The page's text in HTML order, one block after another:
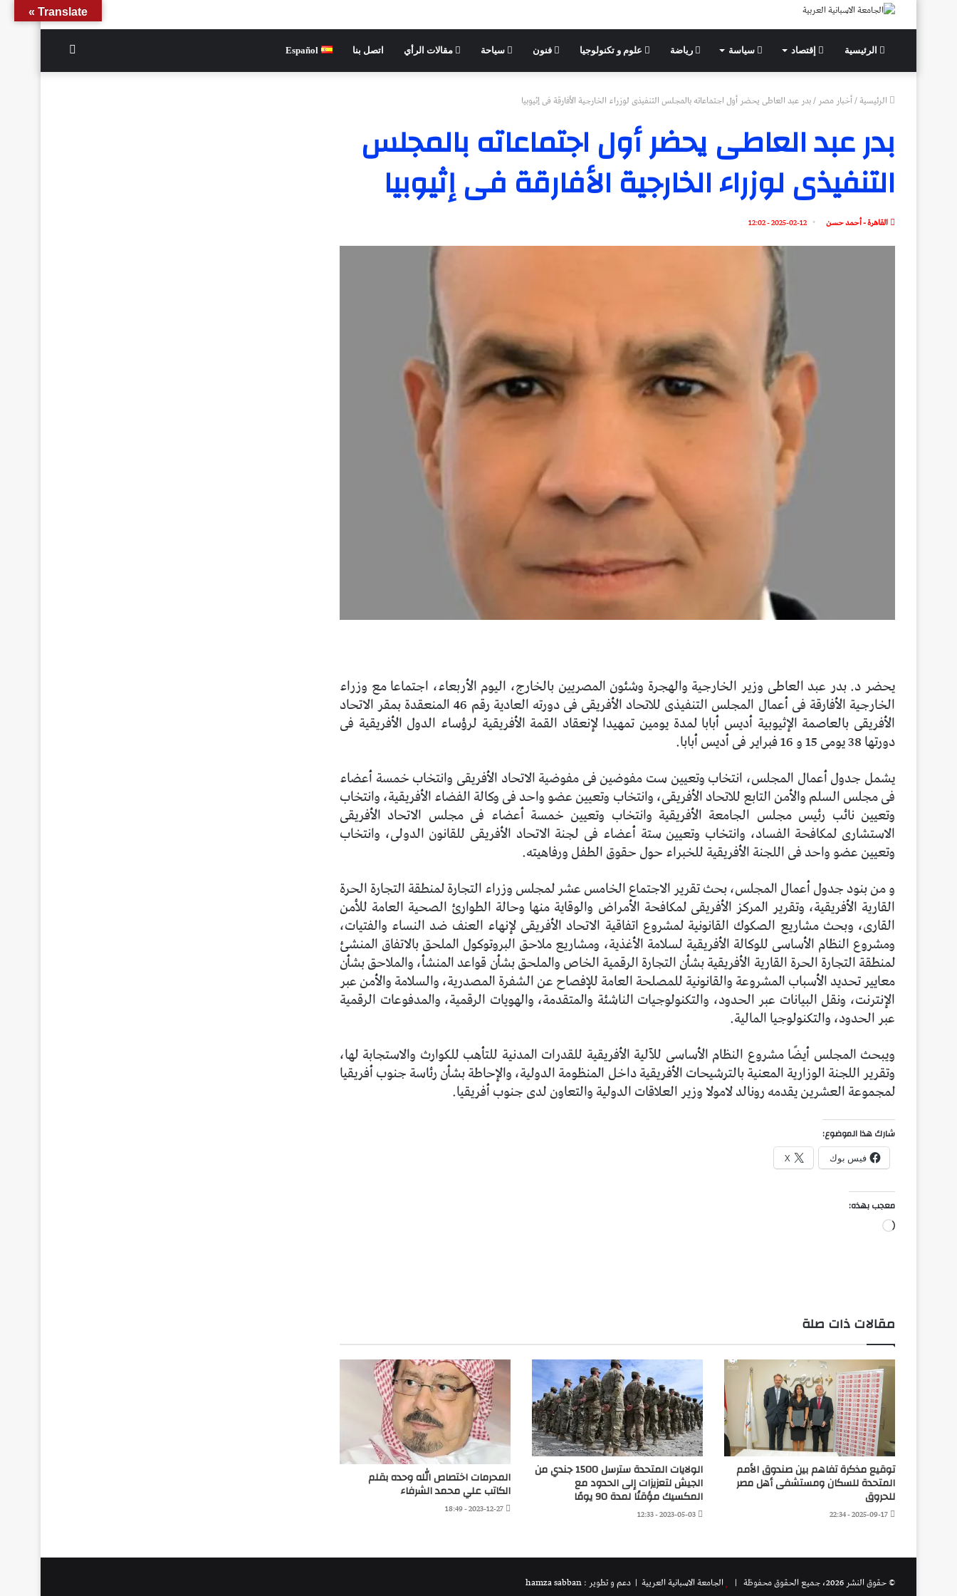
الرئيسية إقتصاد سياسة رياضة علوم و تكنولوجيا فنون سياحة مقالات الرأي اتصل بنا Español
الرئيسية/أخبار مصر/بدر عبد العاطى يحضر أول اجتماعاته بالمجلس التنفيذى لوزراء الخارجية الأفارقة فى إثيوبيا
بدر عبد العاطى يحضر أول اجتماعاته بالمجلس
التنفيذى لوزراء الخارجية الأفارقة فى إثيوبيا
القاهرة - أحمد حسن 2025-02-12 - 12:02
يحضر د. بدر عبد العاطى وزير الخارجية والهجرة وشئون المصريين بالخارج، اليوم الأربعاء، اجتماعا مع وزراء
الخارجية الأفارقة فى أعمال المجلس التنفيذى للاتحاد الأفريقى فى دورته العادية رقم 46 المنعقدة بمقر الاتحاد
الأفريقى بالعاصمة الإثيوبية أديس أبابا لمدة يومين تمهيدا لإنعقاد القمة الأفريقية لرؤساء الدول الأفريقية فى
دورتها 38 يومى 15 و 16 فبراير فى أديس أبابا.
يشمل جدول أعمال المجلس، انتخاب وتعيين ست مفوضين فى مفوضية الاتحاد الأفريقى وانتخاب خمسة أعضاء
فى مجلس السلم والأمن التابع للاتحاد الأفريقى، وانتخاب وتعيين عضو واحد فى وكالة الفضاء الأفريقية، وانتخاب
وتعيين نائب رئيس مجلس الجامعة الأفريقية وانتخاب وتعيين خمسة أعضاء فى مجلس الاتحاد الأفريقى
الاستشارى لمكافحة الفساد، وانتخاب وتعيين ستة أعضاء فى لجنة الاتحاد الأفريقى للقانون الدولى، وانتخاب
وتعيين عضو واحد فى اللجنة الأفريقية للخبراء حول حقوق الطفل ورفاهيته.
و من بنود جدول أعمال المجلس، بحث تقرير الاجتماع الخامس عشر لمجلس وزراء التجارة لمنطقة التجارة الحرة
القارية الأفريقية، وتقرير المركز الأفريقى لمكافحة الأمراض والوقاية منها وحالة الطوارئ الصحية العامة للأمن
القارى، وبحث مشاريع الصكوك القانونية لمشروع اتفاقية الاتحاد الأفريقى لإنهاء العنف ضد النساء والفتيات،
ومشروع النظام الأساسى للوكالة الأفريقية لسلامة الأغذية، ومشاريع ملاحق البروتوكول الملحق بالاتفاق المنشئ
لمنطقة التجارة الحرة القارية الأفريقية بشأن التجارة الرقمية الخاص والملحق بشأن قواعد المنشأ، والملاحق بشأن
معايير تحديد الأسباب المشروعة والقانونية للمصلحة العامة للإفصاح عن الشفرة المصدرية، والسلامة والأمن عبر
الإنترنت، ونقل البيانات عبر الحدود، والتكنولوجيات الناشئة والمتقدمة، والهويات الرقمية، والمدفوعات الرقمية
عبر الحدود، والتكنولوجيا المالية.
ويبحث المجلس أيضًا مشروع النظام الأساسى للآلية الأفريقية للقدرات المدنية للتأهب للكوارث والاستجابة لها،
وتقرير اللجنة الوزارية المعنية بالترشيحات الأفريقية داخل المنظومة الدولية، والإحاطة بشأن رئاسة جنوب أفريقيا
لمجموعة العشرين يقدمه رونالد لامولا وزير العلاقات الدولية والتعاون لدى جنوب أفريقيا.
شارك هذا الموضوع:
فيس بوك X
معجب بهذه:
جاري
مقالات ذات صلة
توقيع مذكرة تفاهم بين صندوق الأمم
المتحدة للسكان ومستشفى أهل مصر
للحروق
2025-09-17 - 22:34
الولايات المتحدة سترسل 1500 جندي من
الجيش لتعزيزات إلى الحدود مع
المكسيك مؤقتًا لمدة 90 يومًا
2023-05-03 - 12:33
المحرمات اختصاص الله وحده بقلم
الكاتب علي محمد الشرفاء
2023-12-27 - 18:49
© حقوق النشر 2026، جميع الحقوق محفوظة | الجامعة الاسبانية العريية | دعم و تطوير : hamza sabban
Translate »